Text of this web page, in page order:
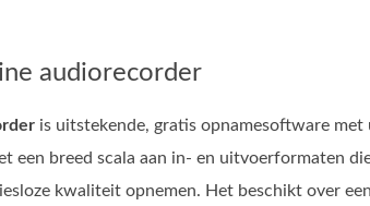
audiorecorder
is uitstekende, gratis opnamesoftware
een breed scala aan in- en uitvoerformaten
kwaliteit opnemen. Het beschikt over een